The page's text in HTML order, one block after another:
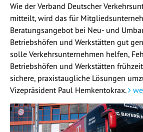
Wie der Verband Deutscher
mitteilt, wird das für
Beratungsangebot bei Neu- und
Betriebshöfen und Werkstätten gut
solle Verkehrsunternehmen helfen,
Betriebshöfen und Werkstätten
sichere, praxistaugliche Lösungen
Vizepräsident Paul Hemkentokrax.